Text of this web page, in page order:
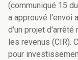
(communiqué 15
a approuvé l'envoi
d'un projet
les revenus (CIR).
pour